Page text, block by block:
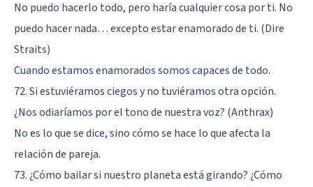
No puedo hacerlo todo, pero haría cualquier cosa por ti. No
puedo hacer nada… excepto estar enamorado de ti. (Dire
Straits)
Cuando estamos enamorados somos capaces de todo.
72. Si estuviéramos ciegos y no tuviéramos otra opción.
¿Nos odiaríamos por el tono de nuestra voz? (Anthrax)
No es lo que se dice, sino cómo se hace lo que afecta la
relación de pareja.
73. ¿Cómo bailar si nuestro planeta está girando? ¿Cómo